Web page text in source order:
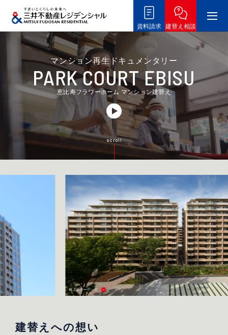
資料請求 建替え相談
メ
マンション再生ドキュメンタリー
PARK COURT EBISU
恵比寿フラワーホーム マンション建替え
scroll
桜上水ガーデンズ
建替えへの想い